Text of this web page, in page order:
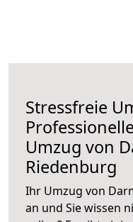
Stressfreie
Umzug von
Riedenburg
Ihr Umzug von
an und Sie wissen